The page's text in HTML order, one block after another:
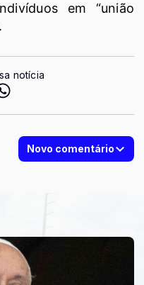
em “união
notícia
Novo comentário